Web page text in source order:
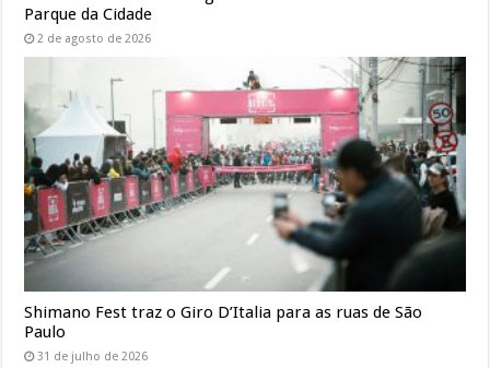
Parque da Cidade
2 de agosto de 2026
Shimano Fest traz o Giro D’Italia para as ruas de São
Paulo
31 de julho de 2026